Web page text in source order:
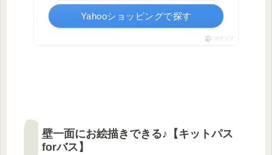
Yahooショッピングで探す
ポチップ
壁一面にお絵描きできる♪【キットパス
forバス】